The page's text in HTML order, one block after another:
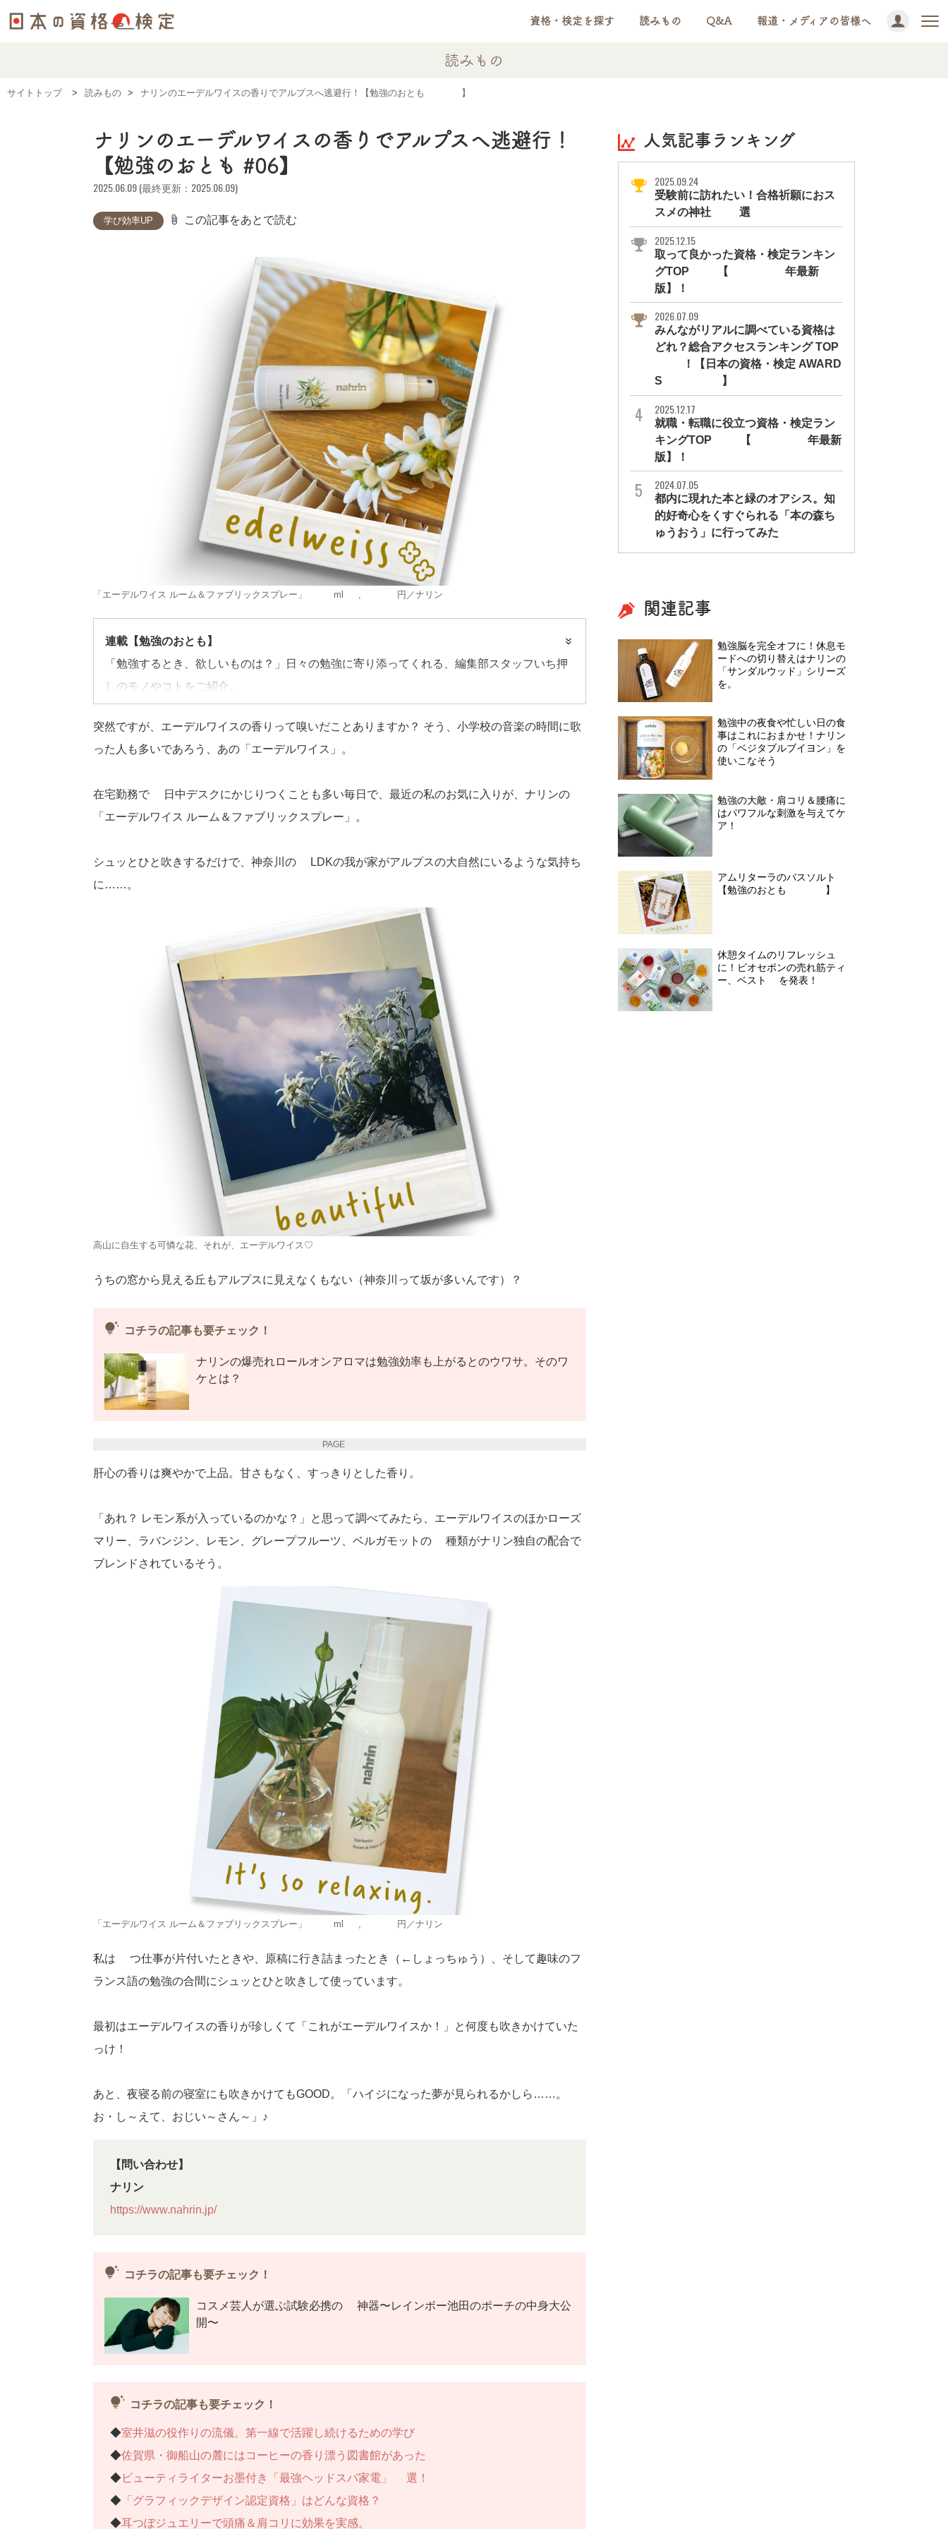
資格・検定を探す 読みもの Q&A 報道・メディアの皆様へ
読みもの
サイトトップ 読みもの ナリンのエーデルワイスの香りでアルプスへ逃避行！【勉強のおとも #06】
ナリンのエーデルワイスの香りでアルプスへ逃避行！
【勉強のおとも #06】
2025.06.09 (最終更新：2025.06.09)
学び効率UP attach_file この記事をあとで読む
「エーデルワイス ルーム＆ファブリックスプレー」 75ml 2,200円／ナリン
連載【勉強のおとも】
「勉強するとき、欲しいものは？」日々の勉強に寄り添ってくれる、編集部スタッフいち押
しのモノやコトをご紹介。
突然ですが、エーデルワイスの香りって嗅いだことありますか？ そう、小学校の音楽の時間に歌
った人も多いであろう、あの「エーデルワイス」。
在宅勤務で1日中デスクにかじりつくことも多い毎日で、最近の私のお気に入りが、ナリンの
「エーデルワイス ルーム＆ファブリックスプレー」。
シュッとひと吹きするだけで、神奈川の2LDKの我が家がアルプスの大自然にいるような気持ち
に……。
高山に自生する可憐な花、それが、エーデルワイス♡
うちの窓から見える丘もアルプスに見えなくもない（神奈川って坂が多いんです）？
tips_and_updates コチラの記事も要チェック！
ナリンの爆売れロールオンアロマは勉強効率も上がるとのウワサ。そのワ
ケとは？
PAGE 2
肝心の香りは爽やかで上品。甘さもなく、すっきりとした香り。
「あれ？ レモン系が入っているのかな？」と思って調べてみたら、エーデルワイスのほかローズ
マリー、ラバンジン、レモン、グレープフルーツ、ベルガモットの6種類がナリン独自の配合で
ブレンドされているそう。
「エーデルワイス ルーム＆ファブリックスプレー」 75ml 2,200円／ナリン
私は1つ仕事が片付いたときや、原稿に行き詰まったとき（←しょっちゅう）、そして趣味のフ
ランス語の勉強の合間にシュッとひと吹きして使っています。
最初はエーデルワイスの香りが珍しくて「これがエーデルワイスか！」と何度も吹きかけていた
っけ！
あと、夜寝る前の寝室にも吹きかけてもGOOD。「ハイジになった夢が見られるかしら……。
お・し～えて、おじい～さん～」♪
【問い合わせ】
ナリン
https://www.nahrin.jp/
tips_and_updates コチラの記事も要チェック！
コスメ芸人が選ぶ試験必携の6神器〜レインボー池田のポーチの中身大公
開〜
tips_and_updates コチラの記事も要チェック！
◆室井滋の役作りの流儀。第一線で活躍し続けるための学び
◆佐賀県・御船山の麓にはコーヒーの香り漂う図書館があった
◆ビューティライターお墨付き「最強ヘッドスパ家電」2選！
◆ 「グラフィックデザイン認定資格」はどんな資格？
◆耳つぼジュエリーで頭痛＆肩コリに効果を実感。
人気記事ランキング
2025.09.24
受験前に訪れたい！合格祈願におス
スメの神社11選
2025.12.15
取って良かった資格・検定ランキン
グTOP10【2026年最新
版】！
2026.07.09
みんながリアルに調べている資格は
どれ？総合アクセスランキング TOP
10！【日本の資格・検定 AWARD
S 2026】
2025.12.17
就職・転職に役立つ資格・検定ラン
キングTOP30【2026年最新
版】！
2024.07.05
都内に現れた本と緑のオアシス。知
的好奇心をくすぐられる「本の森ち
ゅうおう」に行ってみた
関連記事
勉強脳を完全オフに！休息モ
ードへの切り替えはナリンの
「サンダルウッド」シリーズ
を。
勉強中の夜食や忙しい日の食
事はこれにおまかせ！ナリン
の「ベジタブルブイヨン」を
使いこなそう
勉強の大敵・肩コリ＆腰痛に
はパワフルな刺激を与えてケ
ア！
アムリターラのバスソルト
【勉強のおとも #02】
休憩タイムのリフレッシュ
に！ビオセボンの売れ筋ティ
ー、ベスト3を発表！